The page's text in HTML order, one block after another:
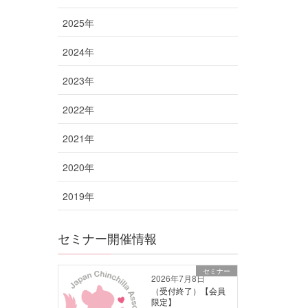
2025年
2024年
2023年
2022年
2021年
2020年
2019年
セミナー開催情報
2026年7月8日
セミナー
（受付終了）【会員
限定】